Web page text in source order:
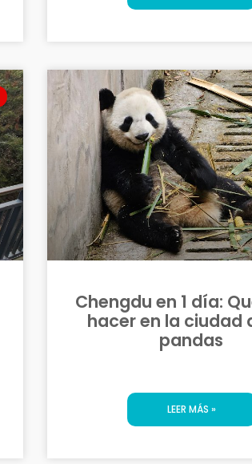
Chengdu en 1 día:
hacer en la ciudad
pandas
LEER MÁS »